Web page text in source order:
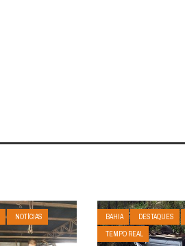
NOTÍCIAS
BAHIA DESTAQUES
TEMPO REAL